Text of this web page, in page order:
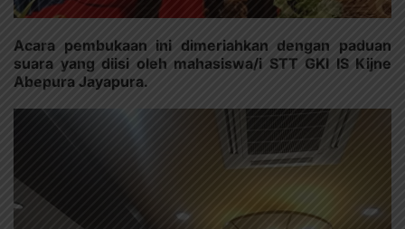
Acara pembukaan ini dimeriahkan dengan paduan
suara yang diisi oleh mahasiswa/i STT GKI IS Kijne
Abepura Jayapura.